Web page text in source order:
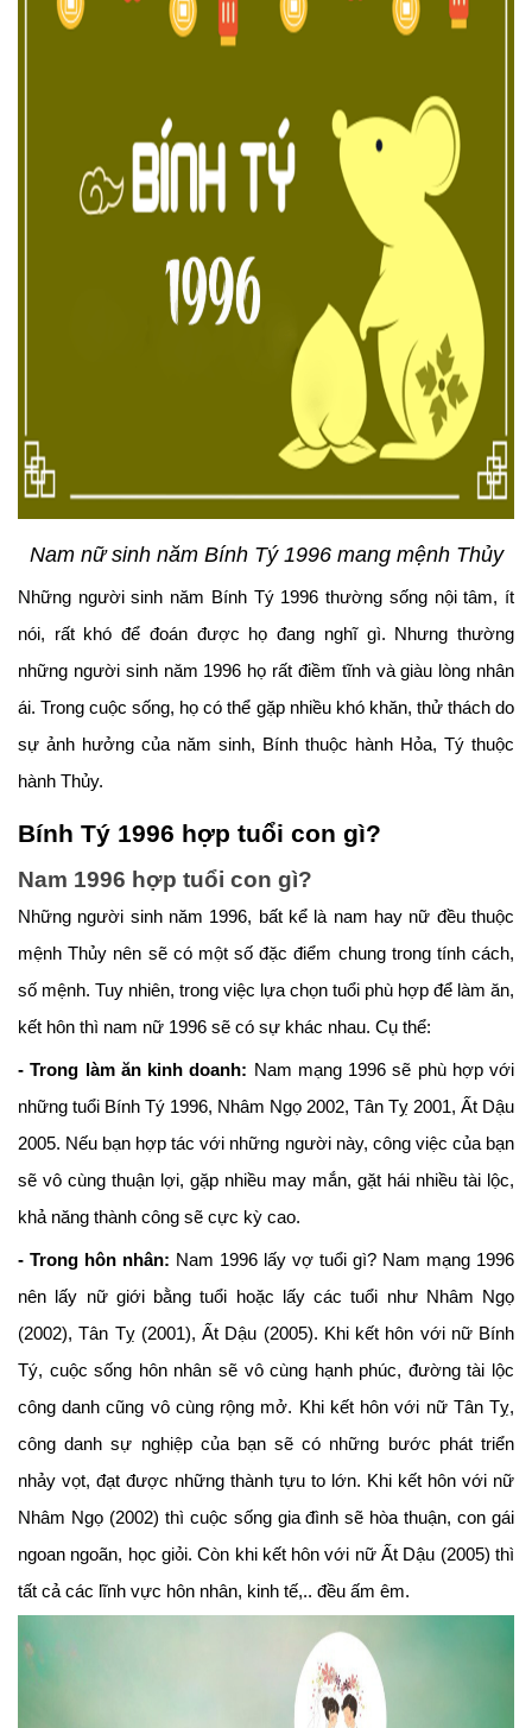
Nam nữ sinh năm Bính Tý 1996 mang mệnh Thủy
Những người sinh năm Bính Tý 1996 thường sống nội tâm, ít
nói, rất khó để đoán được họ đang nghĩ gì. Nhưng thường
những người sinh năm 1996 họ rất điềm tĩnh và giàu lòng nhân
ái. Trong cuộc sống, họ có thể gặp nhiều khó khăn, thử thách do
sự ảnh hưởng của năm sinh, Bính thuộc hành Hỏa, Tý thuộc
hành Thủy.
Bính Tý 1996 hợp tuổi con gì?
Nam 1996 hợp tuổi con gì?
Những người sinh năm 1996, bất kể là nam hay nữ đều thuộc
mệnh Thủy nên sẽ có một số đặc điểm chung trong tính cách,
số mệnh. Tuy nhiên, trong việc lựa chọn tuổi phù hợp để làm ăn,
kết hôn thì nam nữ 1996 sẽ có sự khác nhau. Cụ thể:
- Trong làm ăn kinh doanh: Nam mạng 1996 sẽ phù hợp với
những tuổi Bính Tý 1996, Nhâm Ngọ 2002, Tân Tỵ 2001, Ất Dậu
2005. Nếu bạn hợp tác với những người này, công việc của bạn
sẽ vô cùng thuận lợi, gặp nhiều may mắn, gặt hái nhiều tài lộc,
khả năng thành công sẽ cực kỳ cao.
- Trong hôn nhân: Nam 1996 lấy vợ tuổi gì? Nam mạng 1996
nên lấy nữ giới bằng tuổi hoặc lấy các tuổi như Nhâm Ngọ
(2002), Tân Tỵ (2001), Ất Dậu (2005). Khi kết hôn với nữ Bính
Tý, cuộc sống hôn nhân sẽ vô cùng hạnh phúc, đường tài lộc
công danh cũng vô cùng rộng mở. Khi kết hôn với nữ Tân Tỵ,
công danh sự nghiệp của bạn sẽ có những bước phát triển
nhảy vọt, đạt được những thành tựu to lớn. Khi kết hôn với nữ
Nhâm Ngọ (2002) thì cuộc sống gia đình sẽ hòa thuận, con gái
ngoan ngoãn, học giỏi. Còn khi kết hôn với nữ Ất Dậu (2005) thì
tất cả các lĩnh vực hôn nhân, kinh tế,.. đều ấm êm.